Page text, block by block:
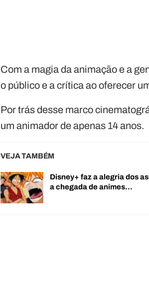
Com a magia da animação e a
o público e a crítica ao oferecer
Por trás desse marco
um animador de apenas 14 anos.
VEJA TAMBÉM
Disney+ faz a alegria dos
a chegada de animes…